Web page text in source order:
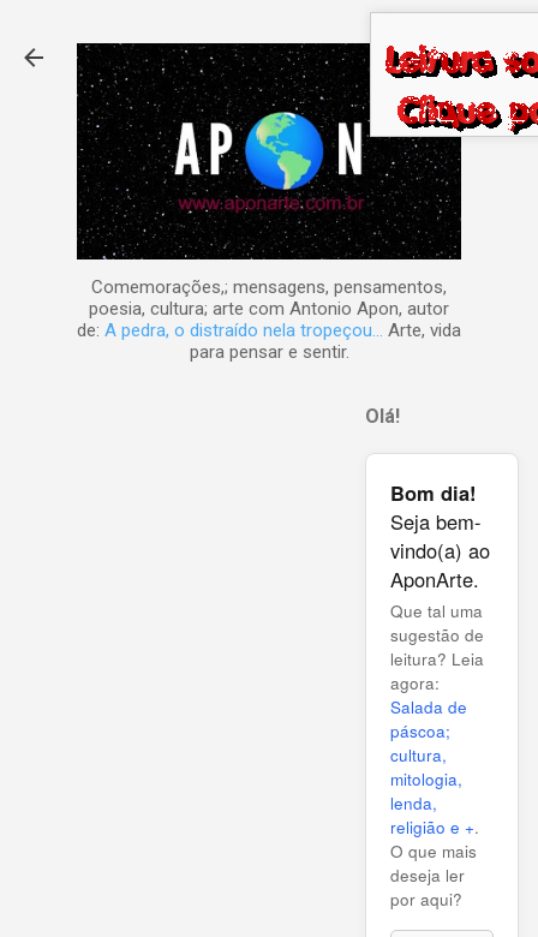
Comemorações,; mensagens, pensamentos,
poesia, cultura; arte com Antonio Apon, autor
de: A pedra, o distraído nela tropeçou... Arte, vida
para pensar e sentir.
Olá!
Bom dia!
Seja bem-
vindo(a) ao
AponArte.
Que tal uma
sugestão de
leitura? Leia
agora:
Salada de
páscoa;
cultura,
mitologia,
lenda,
religião e +.
O que mais
deseja ler
por aqui?